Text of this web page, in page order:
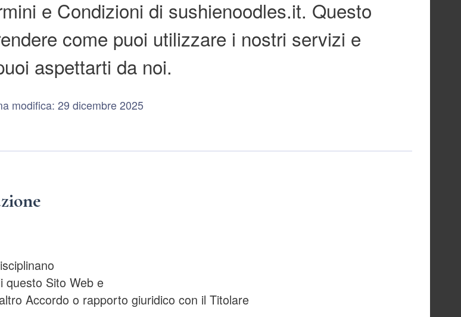
e Condizioni di sushienoodles.it. Questo
come puoi utilizzare i nostri servizi e
aspettarti da noi.
modifica: 29 dicembre 2025
questo Sito Web e
Accordo o rapporto giuridico con il Titolare